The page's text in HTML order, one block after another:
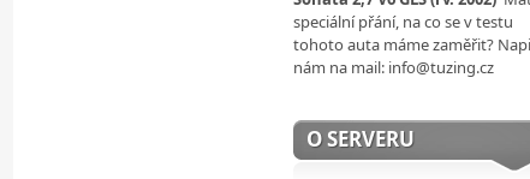
speciální přání, na co se v testu
tohoto auta máme zaměřit?
nám na mail: info@tuzing.cz
O SERVERU